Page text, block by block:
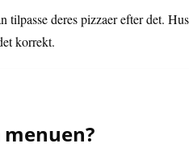
tilpasse deres pizzaer efter det.
korrekt.